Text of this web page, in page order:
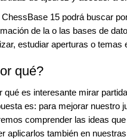
15 podrá buscar
de la o las bases de
estudiar aperturas o temas
qué?
qué es interesante mirar
es: para mejorar nuestro
comprender las ideas
aplicarlos también en